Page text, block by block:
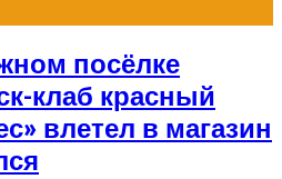
посёлке
клаб красный
влетел в магазин